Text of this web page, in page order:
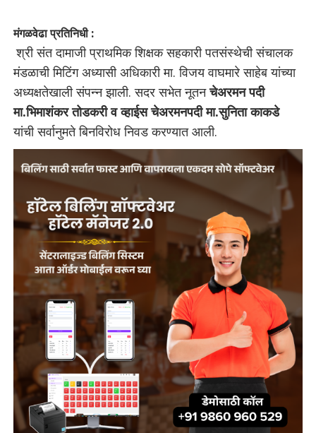
मंगळवेढा प्रतिनिधी :
श्री संत दामाजी प्राथमिक शिक्षक सहकारी पतसंस्थेची संचालक
मंडळाची मिटिंग अध्यासी अधिकारी मा. विजय वाघमारे साहेब यांच्या
अध्यक्षतेखाली संपन्न झाली. सदर सभेत नूतनचेअरमन पदी
मा.भिमाशंकर तोडकरी व व्हाईस चेअरमनपदी मा.सुनिता काकडे
यांची सर्वानुमते बिनविरोध निवड करण्यात आली.